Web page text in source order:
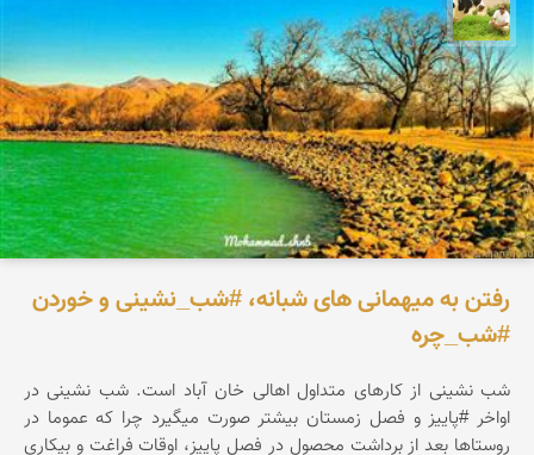
تقی قاسمی
رفتن به میهمانی های شبانه، #شب_نشینی و خوردن
#شب_چره
شب نشینی از کارهای متداول اهالی خان آباد است. شب­ نشینی در
اواخر #پاییز و فصل زمستان بیشتر صورت می­گیرد چرا که عموما در
روستاها بعد از برداشت محصول در فصل پاییز، اوقات فراغت و بیکاری